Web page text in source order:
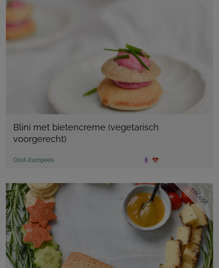
Blini met bietencreme (vegetarisch
voorgerecht)
Oost-Europees
recept